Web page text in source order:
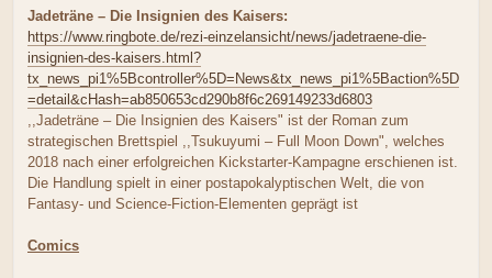
Jadeträne – Die Insignien des Kaisers:
https://www.ringbote.de/rezi-einzelansicht/news/jadetraene-die-
insignien-des-kaisers.html?
tx_news_pi1%5Bcontroller%5D=News&tx_news_pi1%5Baction%5D
=detail&cHash=ab850653cd290b8f6c269149233d6803
,,Jadeträne – Die Insignien des Kaisers" ist der Roman zum
strategischen Brettspiel ,,Tsukuyumi – Full Moon Down", welches
2018 nach einer erfolgreichen Kickstarter-Kampagne erschienen ist.
Die Handlung spielt in einer postapokalyptischen Welt, die von
Fantasy- und Science-Fiction-Elementen geprägt ist
Comics